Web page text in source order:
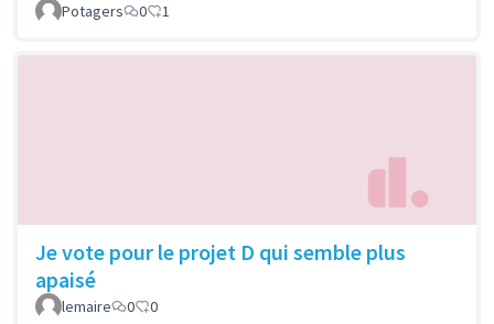
Potagers 0 1
Je vote pour le projet D qui semble plus
apaisé
lemaire 0 0